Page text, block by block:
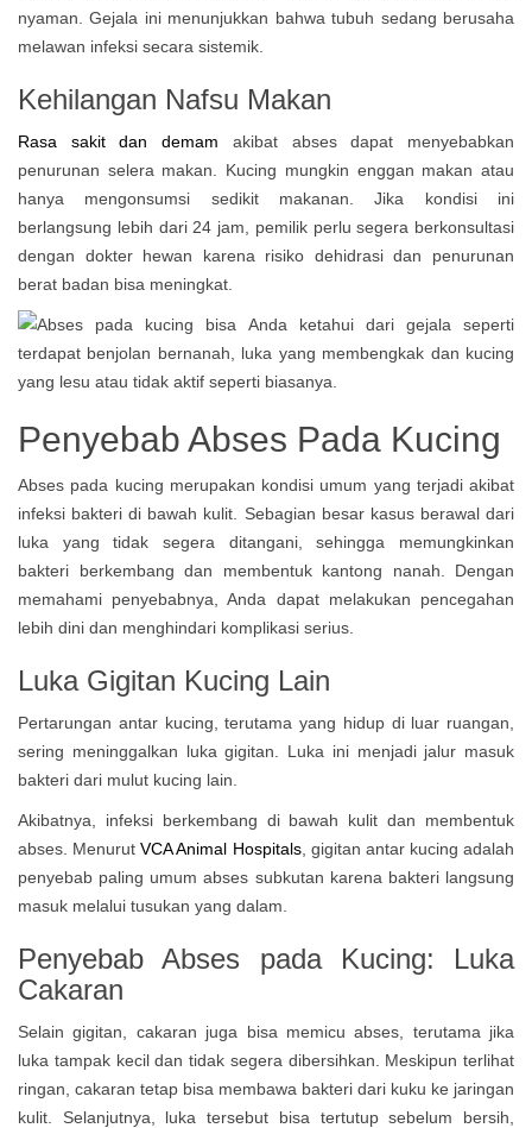
nyaman. Gejala ini menunjukkan bahwa tubuh sedang berusaha
melawan infeksi secara sistemik.
Kehilangan Nafsu Makan
Rasa sakit dan demam akibat abses dapat menyebabkan
penurunan selera makan. Kucing mungkin enggan makan atau
hanya mengonsumsi sedikit makanan. Jika kondisi ini
berlangsung lebih dari 24 jam, pemilik perlu segera berkonsultasi
dengan dokter hewan karena risiko dehidrasi dan penurunan
berat badan bisa meningkat.
Penyebab Abses Pada Kucing
Abses pada kucing merupakan kondisi umum yang terjadi akibat
infeksi bakteri di bawah kulit. Sebagian besar kasus berawal dari
luka yang tidak segera ditangani, sehingga memungkinkan
bakteri berkembang dan membentuk kantong nanah. Dengan
memahami penyebabnya, Anda dapat melakukan pencegahan
lebih dini dan menghindari komplikasi serius.
Luka Gigitan Kucing Lain
Pertarungan antar kucing, terutama yang hidup di luar ruangan,
sering meninggalkan luka gigitan. Luka ini menjadi jalur masuk
bakteri dari mulut kucing lain.
Akibatnya, infeksi berkembang di bawah kulit dan membentuk
abses. Menurut VCA Animal Hospitals, gigitan antar kucing adalah
penyebab paling umum abses subkutan karena bakteri langsung
masuk melalui tusukan yang dalam.
Penyebab Abses pada Kucing: Luka
Cakaran
Selain gigitan, cakaran juga bisa memicu abses, terutama jika
luka tampak kecil dan tidak segera dibersihkan. Meskipun terlihat
ringan, cakaran tetap bisa membawa bakteri dari kuku ke jaringan
kulit. Selanjutnya, luka tersebut bisa tertutup sebelum bersih,